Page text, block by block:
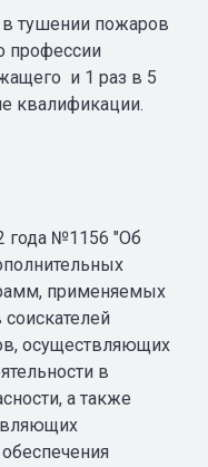
тушении пожаров
профессии
и 1 раз в 5
квалификации.
года №1156 "Об
применяемых
осуществляющих
в
а также